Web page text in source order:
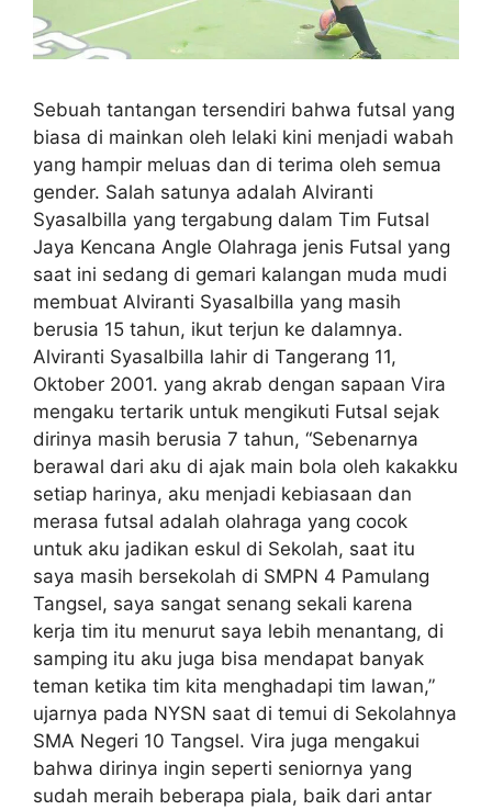
Sebuah tantangan tersendiri bahwa futsal yang
biasa di mainkan oleh lelaki kini menjadi wabah
yang hampir meluas dan di terima oleh semua
gender. Salah satunya adalah Alviranti
Syasalbilla yang tergabung dalam Tim Futsal
Jaya Kencana Angle Olahraga jenis Futsal yang
saat ini sedang di gemari kalangan muda mudi
membuat Alviranti Syasalbilla yang masih
berusia 15 tahun, ikut terjun ke dalamnya.
Alviranti Syasalbilla lahir di Tangerang 11,
Oktober 2001. yang akrab dengan sapaan Vira
mengaku tertarik untuk mengikuti Futsal sejak
dirinya masih berusia 7 tahun, “Sebenarnya
berawal dari aku di ajak main bola oleh kakakku
setiap harinya, aku menjadi kebiasaan dan
merasa futsal adalah olahraga yang cocok
untuk aku jadikan eskul di Sekolah, saat itu
saya masih bersekolah di SMPN 4 Pamulang
Tangsel, saya sangat senang sekali karena
kerja tim itu menurut saya lebih menantang, di
samping itu aku juga bisa mendapat banyak
teman ketika tim kita menghadapi tim lawan,”
ujarnya pada NYSN saat di temui di Sekolahnya
SMA Negeri 10 Tangsel. Vira juga mengakui
bahwa dirinya ingin seperti seniornya yang
sudah meraih beberapa piala, baik dari antar